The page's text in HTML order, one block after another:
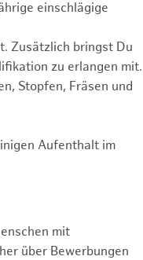
einschlägige
Zusätzlich bringst Du
zu erlangen mit.
Stopfen, Fräsen und
Aufenthalt im
mit
über Bewerbungen